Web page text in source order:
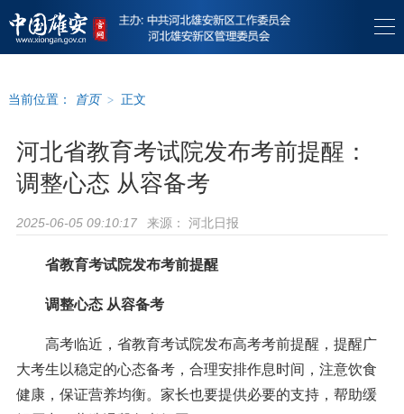
当前位置： 首页 > 正文
河北省教育考试院发布考前提醒：
调整心态 从容备考
2025-06-05 09:10:17 来源： 河北日报
省教育考试院发布考前提醒
调整心态 从容备考
高考临近，省教育考试院发布高考考前提醒，提醒广
大考生以稳定的心态备考，合理安排作息时间，注意饮食
健康，保证营养均衡。家长也要提供必要的支持，帮助缓